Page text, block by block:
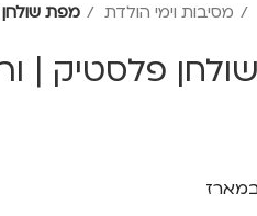
מסיבות וימי הולדת מפת שולחן
פלסטיק |